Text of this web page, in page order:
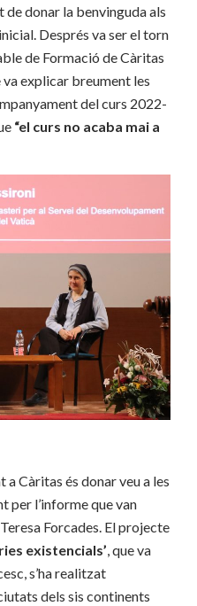
de donar la benvinguda als
Després va ser el torn
de Formació de Càritas
explicar breument les
del curs 2022-
“el curs no acaba mai a
a Càritas és donar veu a les
per l’informe que van
Forcades. El projecte
existencials’, que va
s’ha realitzat
dels sis continents